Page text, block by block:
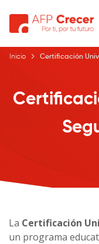
Inicio Certificación
La Certificación
un programa